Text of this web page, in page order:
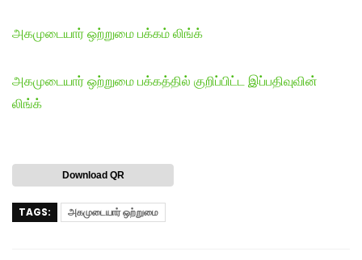
அகமுடையார் ஒற்றுமை பக்கம் லிங்க்
அகமுடையார் ஒற்றுமை பக்கத்தில் குறிப்பிட்ட இப்பதிவுவின்
லிங்க்
Download QR
TAGS: அகமுடையார் ஒற்றுமை